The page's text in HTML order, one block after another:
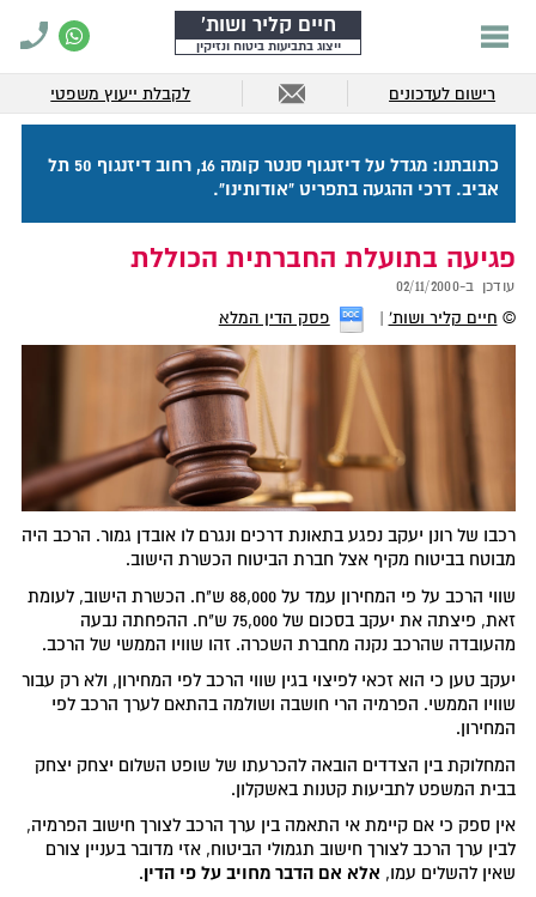
חיים קליר ושות'
ייצוג בתביעות ביטוח ונזיקין
רישום לעדכונים לקבלת ייעוץ משפטי
כתובתנו: מגדל על דיזנגוף סנטר קומה 16, רחוב דיזנגוף 50 תל
אביב. דרכי ההגעה בתפריט "אודותינו".
פגיעה בתועלת החברתית הכוללת
עודכן ב-02/11/2000
© חיים קליר ושות' פסק הדין המלא
רכבו של רונן יעקב נפגע בתאונת דרכים ונגרם לו אובדן גמור. הרכב היה
מבוטח בביטוח מקיף אצל חברת הביטוח הכשרת הישוב.
שווי הרכב על פי המחירון עמד על 88,000 ש"ח. הכשרת הישוב, לעומת
זאת, פיצתה את יעקב בסכום של 75,000 ש"ח. ההפחתה נבעה
מהעובדה שהרכב נקנה מחברת השכרה. זהו שוויו הממשי של הרכב.
יעקב טען כי הוא זכאי לפיצוי בגין שווי הרכב לפי המחירון, ולא רק עבור
שוויו הממשי. הפרמיה הרי חושבה ושולמה בהתאם לערך הרכב לפי
המחירון.
המחלוקת בין הצדדים הובאה להכרעתו של שופט השלום יצחק יצחק
בבית המשפט לתביעות קטנות באשקלון.
אין ספק כי אם קיימת אי התאמה בין ערך הרכב לצורך חישוב הפרמיה,
לבין ערך הרכב לצורך חישוב תגמולי הביטוח, אזי מדובר בעניין צורם
שאין להשלים עמו, אלא אם הדבר מחויב על פי הדין.